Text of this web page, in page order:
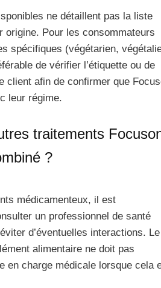
ne détaillent pas la liste
origine. Pour les consommateurs
spécifiques (végétarien,
de vérifier l’étiquette ou de
client afin de confirmer que
leur régime.
traitements
?
médicamenteux, il est
un professionnel de santé
d’éventuelles interactions. Le
alimentaire ne doit pas
en charge médicale lorsque cela